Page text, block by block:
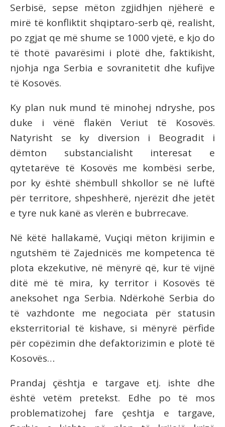
Serbisë, sepse mëton zgjidhjen njëherë e
mirë të konfliktit shqiptaro-serb që, realisht,
po zgjat qe më shume se 1000 vjetë, e kjo do
të thotë pavarësimi i plotë dhe, faktikisht,
njohja nga Serbia e sovranitetit dhe kufijve
të Kosovës.
Ky plan nuk mund të minohej ndryshe, pos
duke i vënë flakën Veriut të Kosovës.
Natyrisht se ky diversion i Beogradit i
dëmton substancialisht interesat e
qytetarëve të Kosovës me kombësi serbe,
por ky është shëmbull shkollor se në luftë
për territore, shpeshherë, njerëzit dhe jetët
e tyre nuk kanë as vlerën e bubrrecave.
Në këtë hallakamë, Vuçiqi mëton krijimin e
ngutshëm të Zajednicës me kompetenca të
plota ekzekutive, në mënyrë që, kur të vijnë
ditë më të mira, ky territor i Kosovës të
aneksohet nga Serbia. Ndërkohë Serbia do
të vazhdonte me negociata për statusin
eksterritorial të kishave, si mënyrë përfide
për copëzimin dhe defaktorizimin e plotë të
Kosovës…
Prandaj çështja e targave etj. ishte dhe
është vetëm pretekst. Edhe po të mos
problematizohej fare çeshtja e targave,